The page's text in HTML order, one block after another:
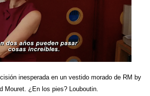
inesperada en un vestido morado de RM by
Mouret. ¿En los pies? Louboutin.